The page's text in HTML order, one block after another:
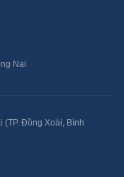
trên cùng của
chỉ tiện lợi mà
Nai
(TP. Đồng Xoài, Bình